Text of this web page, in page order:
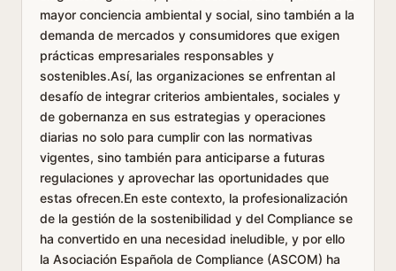
mayor conciencia ambiental y social, sino también a la
demanda de mercados y consumidores que exigen
prácticas empresariales responsables y
sostenibles.Así, las organizaciones se enfrentan al
desafío de integrar criterios ambientales, sociales y
de gobernanza en sus estrategias y operaciones
diarias no solo para cumplir con las normativas
vigentes, sino también para anticiparse a futuras
regulaciones y aprovechar las oportunidades que
estas ofrecen.En este contexto, la profesionalización
de la gestión de la sostenibilidad y del Compliance se
ha convertido en una necesidad ineludible, y por ello
la Asociación Española de Compliance (ASCOM) ha